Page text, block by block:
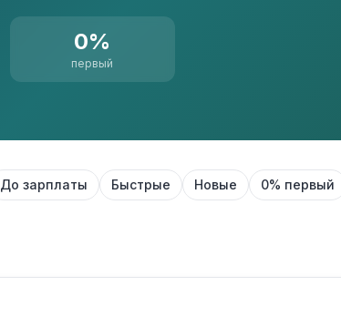
0%
первый
До зарплаты Быстрые Новые 0% первый